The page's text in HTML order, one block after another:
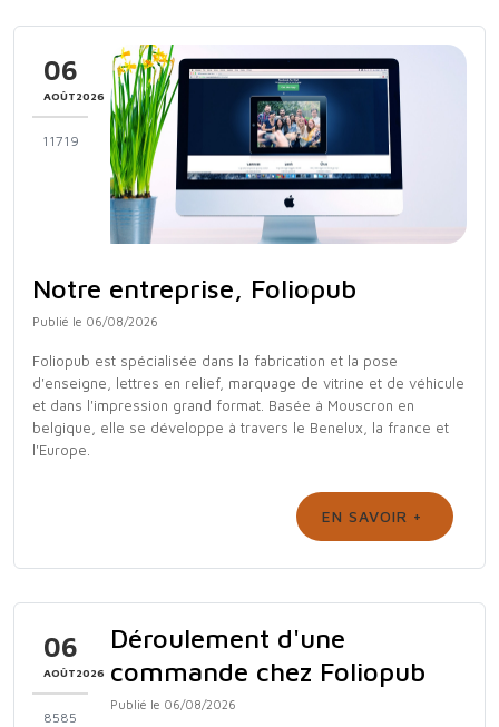
06
AOÛT2026
11719
Notre entreprise, Foliopub
Publié le 06/08/2026
Foliopub est spécialisée dans la fabrication et la pose
d'enseigne, lettres en relief, marquage de vitrine et de véhicule
et dans l'impression grand format. Basée à Mouscron en
belgique, elle se développe à travers le Benelux, la france et
l'Europe.
EN SAVOIR +
06
AOÛT2026
8585
Déroulement d'une
commande chez Foliopub
Publié le 06/08/2026